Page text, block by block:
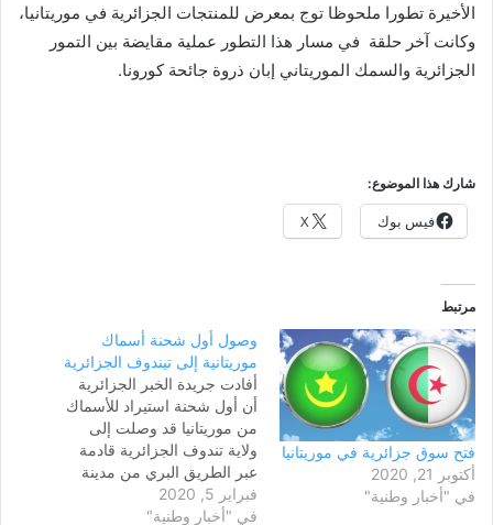
الأخيرة تطورا ملحوظا توج بمعرض للمنتجات الجزائرية في موريتانيا،
وكانت آخر حلقة في مسار هذا التطور عملية مقايضة بين التمور
الجزائرية والسمك الموريتاني إبان ذروة جائحة كورونا.
شارك هذا الموضوع:
فيس بوك X
مرتبط
فتح سوق جزائرية في موريتانيا
أكتوبر 21, 2020
في "أخبار وطنية"
وصول أول شحنة أسماك
موريتانية إلى تيندوف الجزائرية
أفادت جريدة الخبر الجزائرية
أن أول شحنة استيراد للأسماك
من موريتانيا قد وصلت إلى
ولاية تندوف الجزائرية قادمة
عبر الطريق البري من مدينة
نواديبو. وأضافت الجريدة أن
فبراير 5, 2020
في "أخبار وطنية"